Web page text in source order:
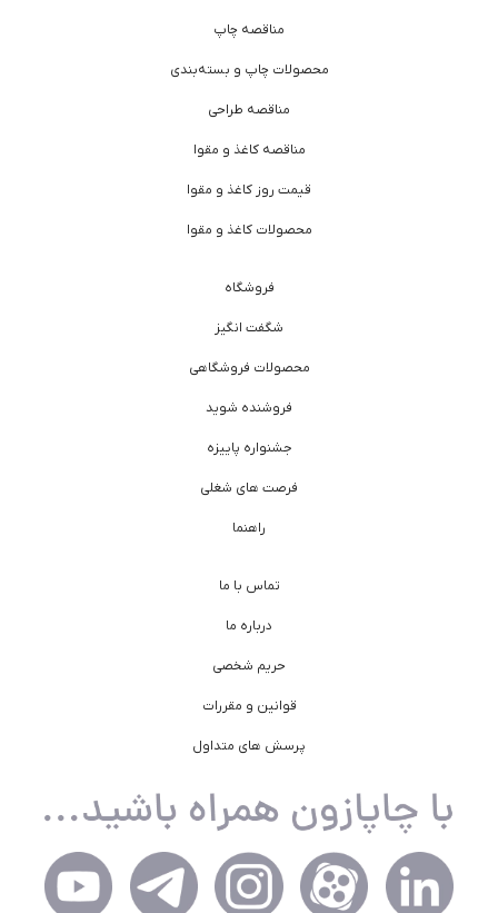
مناقصه چاپ
محصولات چاپ و بسته‌بندی
مناقصه طراحی
مناقصه کاغذ و مقوا
قیمت روز کاغذ و مقوا
محصولات کاغذ و مقوا
فروشگاه
شگفت انگیز
محصولات فروشگاهی
فروشنده شوید
جشنواره پاییزه
فرصت های شغلی
راهنما
تماس با ما
درباره ما
حریم شخصی
قوانین و مقررات
پرسش های متداول